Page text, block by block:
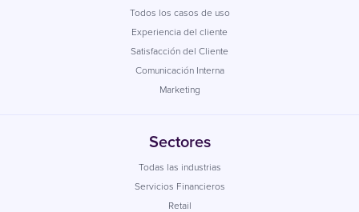
Todos los casos de uso
Experiencia del cliente
Satisfacción del Cliente
Comunicación Interna
Marketing
Sectores
Todas las industrias
Servicios Financieros
Retail